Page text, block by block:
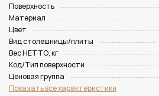
Поверхность
Материал
Цвет
Вид столешницы/плиты
Вес НЕТТО, кг
Код/Тип поверхности
Ценовая группа
Показать все характеристики